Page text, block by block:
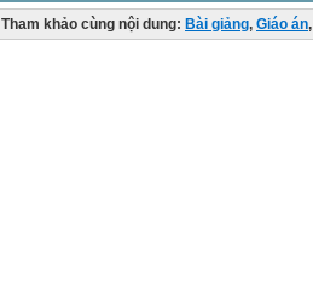
Tham khảo cùng nội dung: Bài giảng, Giáo án,